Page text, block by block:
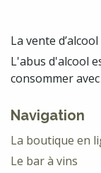
La vente
L'abus d'alcool
consommer
Navigation
La boutique en
Le bar à vins